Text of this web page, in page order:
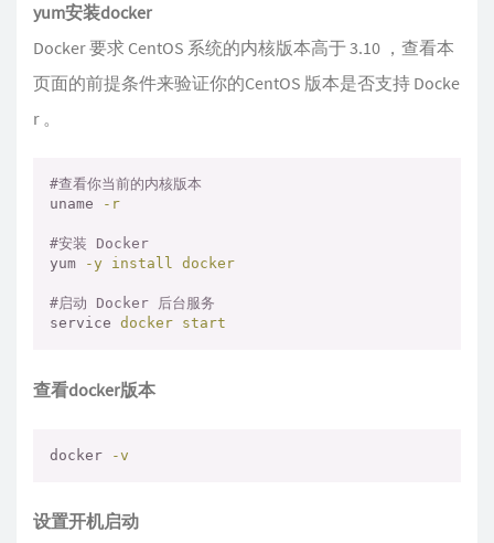
yum安装docker
Docker 要求 CentOS 系统的内核版本高于 3.10 ，查看本
页面的前提条件来验证你的CentOS 版本是否支持 Docke
r 。
#查看你当前的内核版本
uname
-r
#安装 Docker
yum
-y install docker
#启动 Docker 后台服务
service docker start
查看docker版本
docker -v
设置开机启动